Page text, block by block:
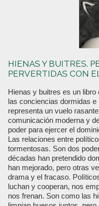
HIENAS Y BUITRES.
PERVERTIDAS CON
Hienas y buitres es un
las conciencias dormidas
representa un vuelo
comunicación moderna y
poder para ejercer el
Las relaciones entre
tormentosas. Son dos
décadas han pretendido
han mejorado, pero otras
drama y el fracaso.
luchan y cooperan, nos
nos frenan. Son como las